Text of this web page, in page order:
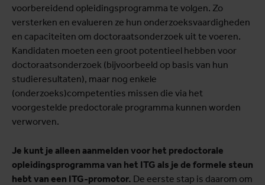
voorbereidend opleidingsprogramma te volgen. Zo
versterken en evalueren ze hun onderzoeksvaardigheden
en capaciteiten om doctoraatsonderzoek uit te voeren.
Kandidaten moeten een groot potentieel hebben voor
doctoraatsonderzoek (bijvoorbeeld op basis van hun
studieresultaten), maar nog enkele
(onderzoeks)competenties missen die via het
voorgestelde predoctorale programma kunnen worden
verworven.
Je kunt je alleen aanmelden voor het predoctorale
opleidingsprogramma van het ITG als je de formele steun
hebt van een ITG-promotor. De eerste stap is daarom om